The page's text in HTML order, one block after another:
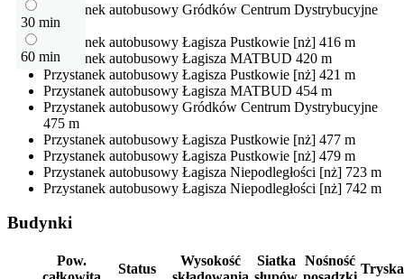
30 min
60 min
Przystanek autobusowy Gródków Centrum Dystrybucyjne
350 m
Przystanek autobusowy Łagisza Pustkowie [nż] 416 m
Przystanek autobusowy Łagisza MATBUD 420 m
Przystanek autobusowy Łagisza Pustkowie [nż] 421 m
Przystanek autobusowy Łagisza MATBUD 454 m
Przystanek autobusowy Gródków Centrum Dystrybucyjne
475 m
Przystanek autobusowy Łagisza Pustkowie [nż] 477 m
Przystanek autobusowy Łagisza Pustkowie [nż] 479 m
Przystanek autobusowy Łagisza Niepodległości [nż] 723 m
Przystanek autobusowy Łagisza Niepodległości [nż] 742 m
Budynki
Pow.
Status
Wysokość
Siatka
Nośność